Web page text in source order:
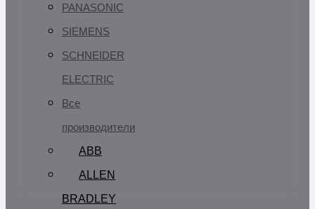
PANASONIC
SIEMENS
SCHNEIDER
ELECTRIC
Все
производители
ABB
ALLEN
BRADLEY